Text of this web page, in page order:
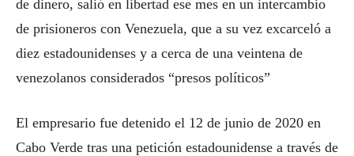
de dinero, salió en libertad ese mes en un intercambio
de prisioneros con Venezuela, que a su vez excarceló a
diez estadounidenses y a cerca de una veintena de
venezolanos considerados “presos políticos”
El empresario fue detenido el 12 de junio de 2020 en
Cabo Verde tras una petición estadounidense a través de